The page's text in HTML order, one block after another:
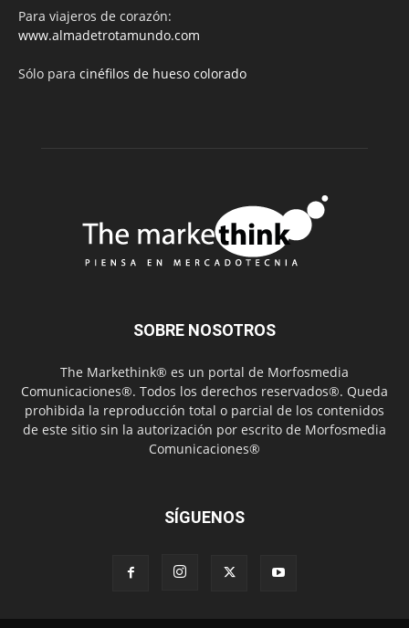
Para viajeros de corazón:
www.almadetrotamundo.com
Sólo para cinéfilos de hueso colorado
SOBRE NOSOTROS
The Markethink® es un portal de Morfosmedia
Comunicaciones®. Todos los derechos reservados®. Queda
prohibida la reproducción total o parcial de los contenidos
de este sitio sin la autorización por escrito de Morfosmedia
Comunicaciones®
SÍGUENOS